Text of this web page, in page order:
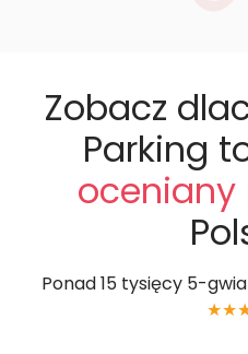
Zobacz
Parking
oceniany
Ponad 15 tysięcy 5-